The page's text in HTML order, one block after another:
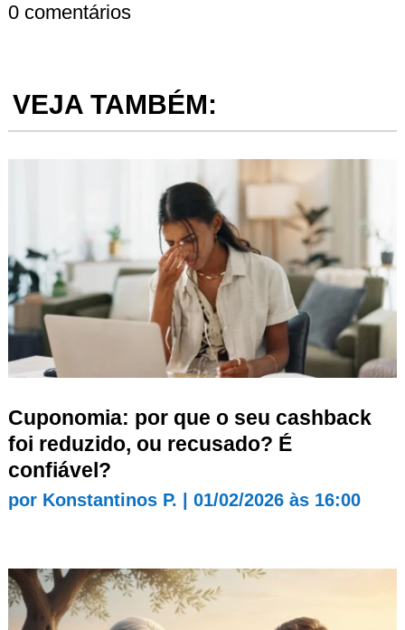
0 comentários
VEJA TAMBÉM:
Cuponomia: por que o seu cashback
foi reduzido, ou recusado? É
confiável?
por Konstantinos P. 01/02/2026 às 16:00